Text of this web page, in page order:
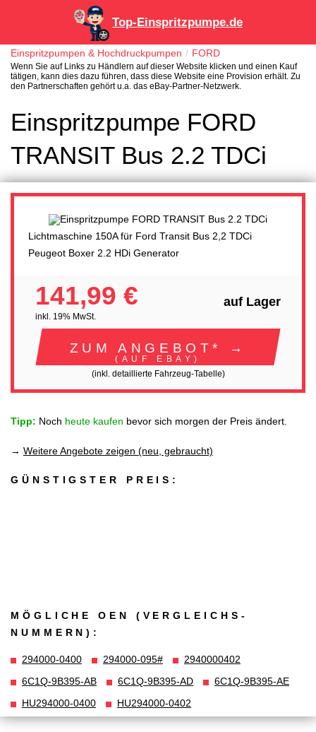
Top-Einspritzpumpe.de
Einspritzpumpen & Hochdruckpumpen FORD
Wenn Sie auf Links zu Händlern auf dieser Website klicken und einen Kauf
tätigen, kann dies dazu führen, dass diese Website eine Provision erhält. Zu
den Partnerschaften gehört u.a. das eBay-Partner-Netzwerk.
Einspritzpumpe FORD
TRANSIT Bus 2.2 TDCi
Lichtmaschine 150A für Ford Transit Bus 2,2 TDCi
Peugeot Boxer 2.2 HDi Generator
141,99 €
inkl. 19% MwSt.
auf Lager
ZUM ANGEBOT* →
(AUF EBAY)
(inkl. detaillierte Fahrzeug-Tabelle)
Tipp: Noch heute kaufen bevor sich morgen der Preis ändert.
→ Weitere Angebote zeigen (neu, gebraucht)
GÜNSTIGSTER PREIS:
MÖGLICHE OEN (VERGLEICHS­
NUMMERN):
294000-0400 294000-095#
2940000402
6C1Q-9B395-AB
6C1Q-9B395-AD
6C1Q-9B395-AE
HU294000-0400
HU294000-0402